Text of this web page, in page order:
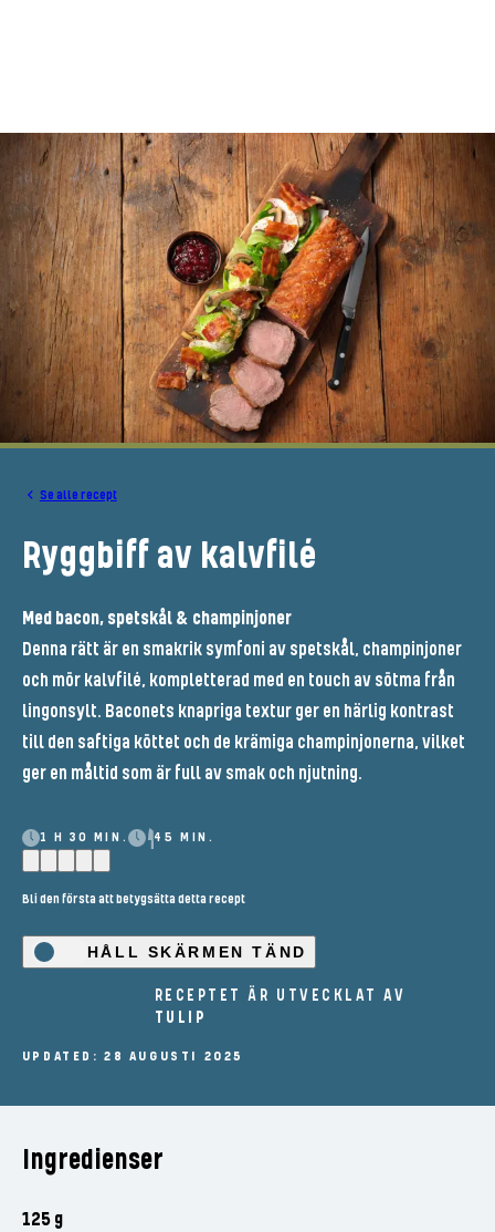
Se alle recept
Ryggbiff av kalvfilé
Med bacon, spetskål & champinjoner
Denna rätt är en smakrik symfoni av spetskål, champinjoner
och mör kalvfilé, kompletterad med en touch av sötma från
lingonsylt. Baconets knapriga textur ger en härlig kontrast
till den saftiga köttet och de krämiga champinjonerna, vilket
ger en måltid som är full av smak och njutning.
1 H 30 MIN. 45 MIN.
Bli den första att betygsätta detta recept
HÅLL SKÄRMEN TÄND
RECEPTET ÄR UTVECKLAT AV
TULIP
UPDATED: 28 AUGUSTI 2025
Ingredienser
125 g